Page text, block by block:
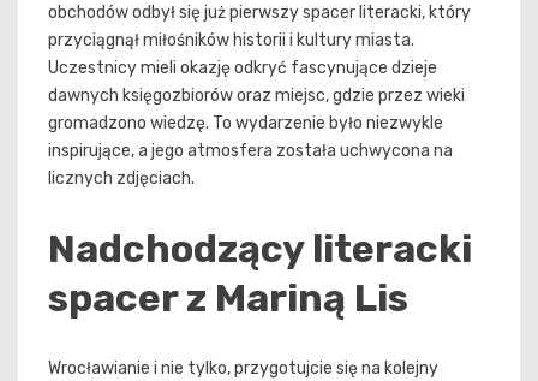
obchodów odbył się już pierwszy spacer literacki, który
przyciągnął miłośników historii i kultury miasta.
Uczestnicy mieli okazję odkryć fascynujące dzieje
dawnych księgozbiorów oraz miejsc, gdzie przez wieki
gromadzono wiedzę. To wydarzenie było niezwykle
inspirujące, a jego atmosfera została uchwycona na
licznych zdjęciach.
Nadchodzący literacki
spacer z Mariną Lis
Wrocławianie i nie tylko, przygotujcie się na kolejny